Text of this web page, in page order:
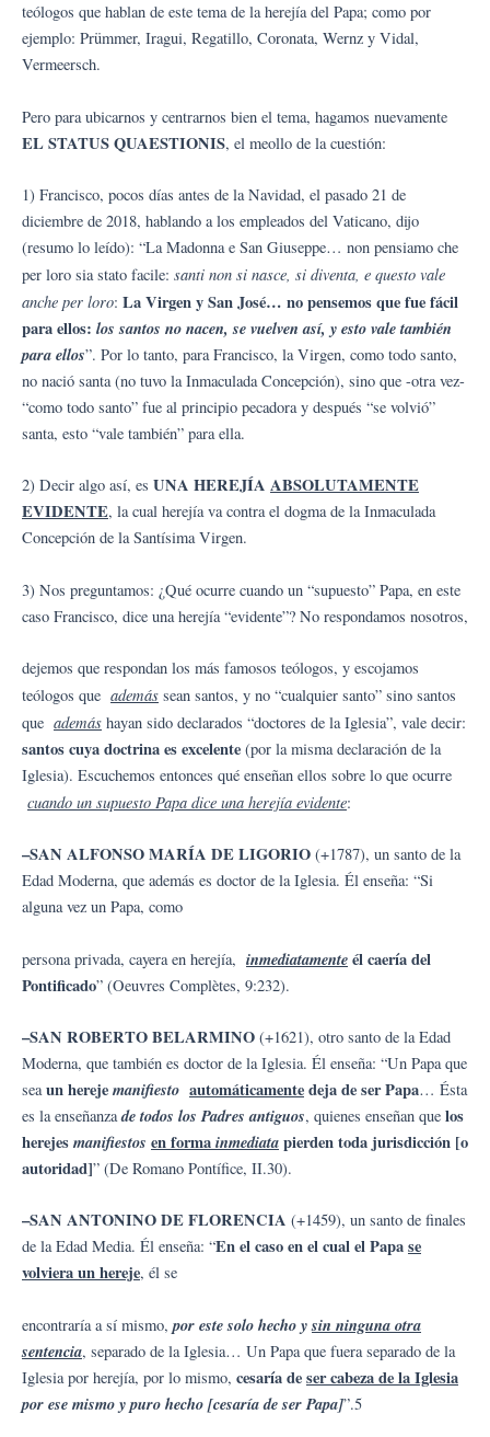
teólogos que hablan de este tema de la herejía del Papa; como por
ejemplo: Prümmer, Iragui, Regatillo, Coronata, Wernz y Vidal,
Vermeersch.
Pero para ubicarnos y centrarnos bien el tema, hagamos nuevamente
EL STATUS QUAESTIONIS, el meollo de la cuestión:
1) Francisco, pocos días antes de la Navidad, el pasado 21 de
diciembre de 2018, hablando a los empleados del Vaticano, dijo
(resumo lo leído): “La Madonna e San Giuseppe… non pensiamo che
per loro sia stato facile: santi non si nasce, si diventa, e questo vale
anche per loro: La Virgen y San José… no pensemos que fue fácil
para ellos: los santos no nacen, se vuelven así, y esto vale también
para ellos”. Por lo tanto, para Francisco, la Virgen, como todo santo,
no nació santa (no tuvo la Inmaculada Concepción), sino que -otra vez-
“como todo santo” fue al principio pecadora y después “se volvió”
santa, esto “vale también” para ella.
2) Decir algo así, es UNA HEREJÍA ABSOLUTAMENTE
EVIDENTE, la cual herejía va contra el dogma de la Inmaculada
Concepción de la Santísima Virgen.
3) Nos preguntamos: ¿Qué ocurre cuando un “supuesto” Papa, en este
caso Francisco, dice una herejía “evidente”? No respondamos nosotros,
dejemos que respondan los más famosos teólogos, y escojamos
teólogos que además sean santos, y no “cualquier santo” sino santos
que además hayan sido declarados “doctores de la Iglesia”, vale decir:
santos cuya doctrina es excelente (por la misma declaración de la
Iglesia). Escuchemos entonces qué enseñan ellos sobre lo que ocurre
cuando un supuesto Papa dice una herejía evidente:
–SAN ALFONSO MARÍA DE LIGORIO (+1787), un santo de la
Edad Moderna, que además es doctor de la Iglesia. Él enseña: “Si
alguna vez un Papa, como
persona privada, cayera en herejía, inmediatamenteél caería del
Pontificado” (Oeuvres Complètes, 9:232).
–SAN ROBERTO BELARMINO (+1621), otro santo de la Edad
Moderna, que también es doctor de la Iglesia. Él enseña: “Un Papa que
seaun herejemanifiesto automáticamentedeja de ser Papa… Ésta
es la enseñanzade todos los Padres antiguos, quienes enseñan que los
herejesmanifiestos en formainmediatapierden toda jurisdicción [o
autoridad]” (De Romano Pontífice, II.30).
–SAN ANTONINO DE FLORENCIA (+1459), un santo de finales
de la Edad Media. Él enseña: “En el caso en el cual el Papase
volviera un hereje, él se
encontraría a sí mismo,por este solo hecho ysin ninguna otra
sentencia, separado de la Iglesia… Un Papa que fuera separado de la
Iglesia por herejía, por lo mismo, cesaría deser cabeza de la Iglesia
por ese mismo y puro hecho [cesaría de ser Papa]”.5